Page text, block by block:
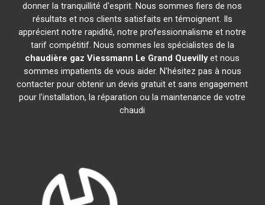
donner la tranquillité d'esprit. Nous sommes fiers de nos
résultats et nos clients satisfaits en témoignent. Ils
apprécient notre rapidité, notre professionnalisme et notre
tarif compétitif. Nous sommes les spécialistes de la
chaudière gaz Viessmann Le Grand Quevillyet nous
sommes impatients de vous aider. N'hésitez pas à nous
contacter pour obtenir un devis gratuit et sans engagement
pour l'installation, la réparation ou la maintenance de votre
chaudi